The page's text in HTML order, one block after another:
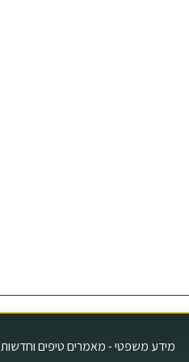
מידע משפטי - מאמרים טיפים וחדשות